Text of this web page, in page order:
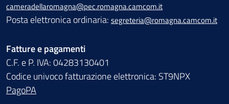
cameradellaromagna@pec.romagna.camcom.it
Posta elettronica ordinaria: segreteria@romagna.camcom.it
Fatture e pagamenti
C.F. e P. IVA: 04283130401
Codice univoco fatturazione elettronica: ST9NPX
PagoPA